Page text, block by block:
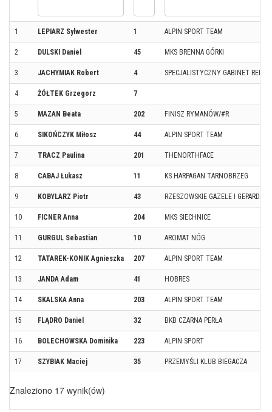
1 LEPIARZ Sylwester 1 ALPIN SPORT TEAM
2 DULSKI Daniel 45 MKS BRENNA GÓRKI
3 JACHYMIAK Robert 4 SPECJALISTYCZNY GABINET
4 ŻÓŁTEK Grzegorz 7
5 MAZAN Beata 202 FINISZ RYMANÓW/#R
6 SIKOŃCZYK Miłosz 44 ALPIN SPORT TEAM
7 TRACZ Paulina 201 THENORTHFACE
8 CABAJ Łukasz 11 KS HARPAGAN TARNOBRZEG
9 KOBYLARZ Piotr 43 RZESZOWSKIE GAZELE I GEPARDY
10 FICNER Anna 204 MKS SIECHNICE
11 GURGUL Sebastian 10 AROMAT NÓG
12 TATAREK-KONIK Agnieszka 207 ALPIN SPORT TEAM
13 JANDA Adam 41 HOBRES
14 SKALSKA Anna 203 ALPIN SPORT TEAM
15 FLĄDRO Daniel 32 BKB CZARNA PERŁA
16 BOLECHOWSKA Dominika 223 ALPIN SPORT
17 SZYBIAK Maciej 35 PRZEMYŚLI KLUB BIEGACZA
Znaleziono 17 wynik(ów)